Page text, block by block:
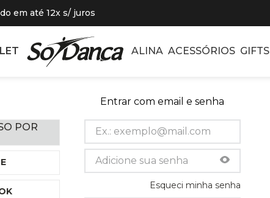
em até 12x s/ juros
ALINA ACESSÓRIOS GIFTS
POR
Entrar com email e senha
Esqueci minha senha